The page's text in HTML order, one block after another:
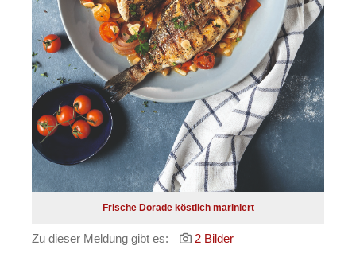
Frische Dorade köstlich mariniert
Zu dieser Meldung gibt es: 2 Bilder